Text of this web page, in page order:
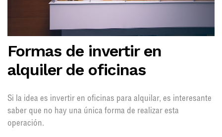
Formas de invertir en
alquiler de oficinas
Si la idea es invertir en oficinas para alquilar, es interesante
saber que no hay una única forma de realizar esta
operación.